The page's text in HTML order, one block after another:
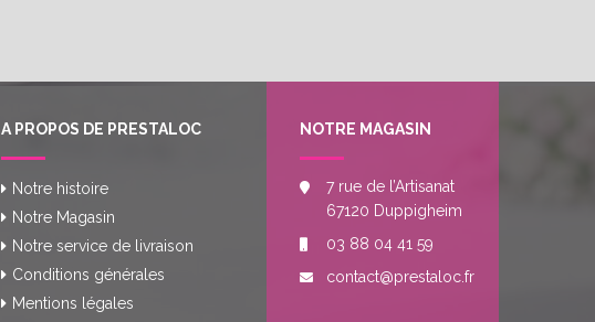
A PROPOS DE PRESTALOC
Notre histoire
Notre Magasin
Notre service de livraison
Conditions générales
Mentions légales
NOTRE MAGASIN
7 rue de l’Artisanat
67120 Duppigheim
03 88 04 41 59
contact@prestaloc.fr